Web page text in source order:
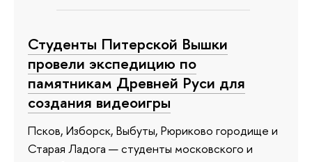
Студенты Питерской Вышки
провели экспедицию по
памятникам Древней Руси для
создания видеоигры
Псков, Изборск, Выбуты, Рюриково городище и
Старая Ладога — студенты московского и